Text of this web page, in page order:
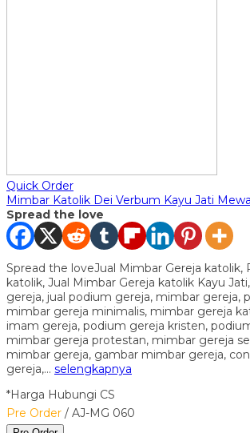
Quick Order
Mimbar Katolik Dei Verbum Kayu Jati
Spread the love
Spread the loveJual Mimbar Gereja katolik,
katolik, Jual Mimbar Gereja katolik Kayu
gereja, jual podium gereja, mimbar gereja,
mimbar gereja minimalis, mimbar gereja
imam gereja, podium gereja kristen,
mimbar gereja protestan, mimbar gereja
mimbar gereja, gambar mimbar gereja,
gereja,… selengkapnya
*Harga Hubungi CS
Pre Order / AJ-MG 060